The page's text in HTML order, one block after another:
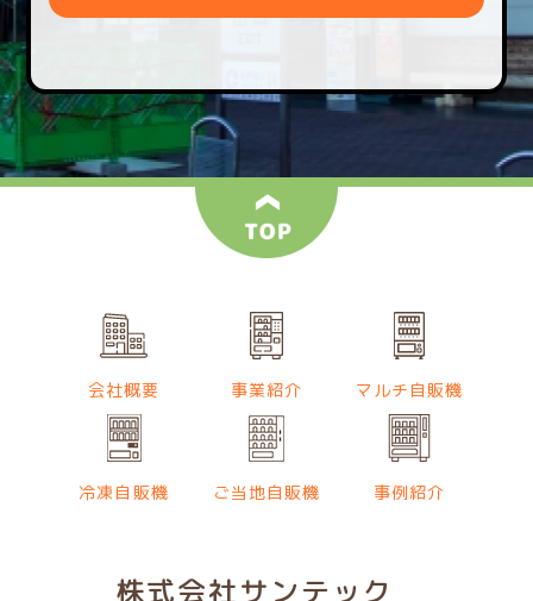
会社概要 事業紹介 マルチ自販機
冷凍自販機 ご当地自販機 事例紹介
株式会社サンテック